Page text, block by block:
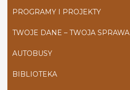
PROGRAMY I PROJEKTY
TWOJE DANE – TWOJA SPRAWA
AUTOBUSY
BIBLIOTEKA